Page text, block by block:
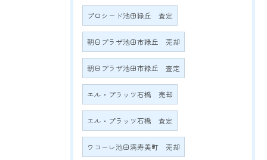
プロシード池田緑丘 査定
朝日プラザ池田市緑丘 売却
朝日プラザ池田市緑丘 査定
エル・プラッツ石橋 売却
エル・プラッツ石橋 査定
ワコーレ池田満寿美町 売却